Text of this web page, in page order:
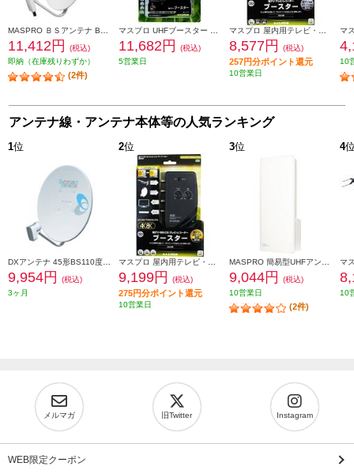
11,412円
(税込)
即納（在庫残りわずか）
(2件)
11,682円
(税込)
5営業日
8,577円 (税込)
257円分ポイント還元
10営業日
10
アンテナ線・アンテナ本体等の人気ランキング
1位
9,954円
(税込)
3ヶ月
2位
9,199円 (税込)
275円分ポイント還元
10営業日
3位
9,044円
(税込)
10営業日
(2件)
4
10
メルマガ 旧Twitter Instagram
WEB限定クーポン